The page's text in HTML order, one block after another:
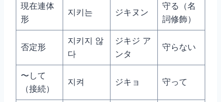
現在連体
形
지키는 ジキヌン
守る（名
詞修飾）
否定形
지키지 않
다
ジキジ ア
ンタ
守らない
〜して
（接続）
지켜 ジキョ 守って